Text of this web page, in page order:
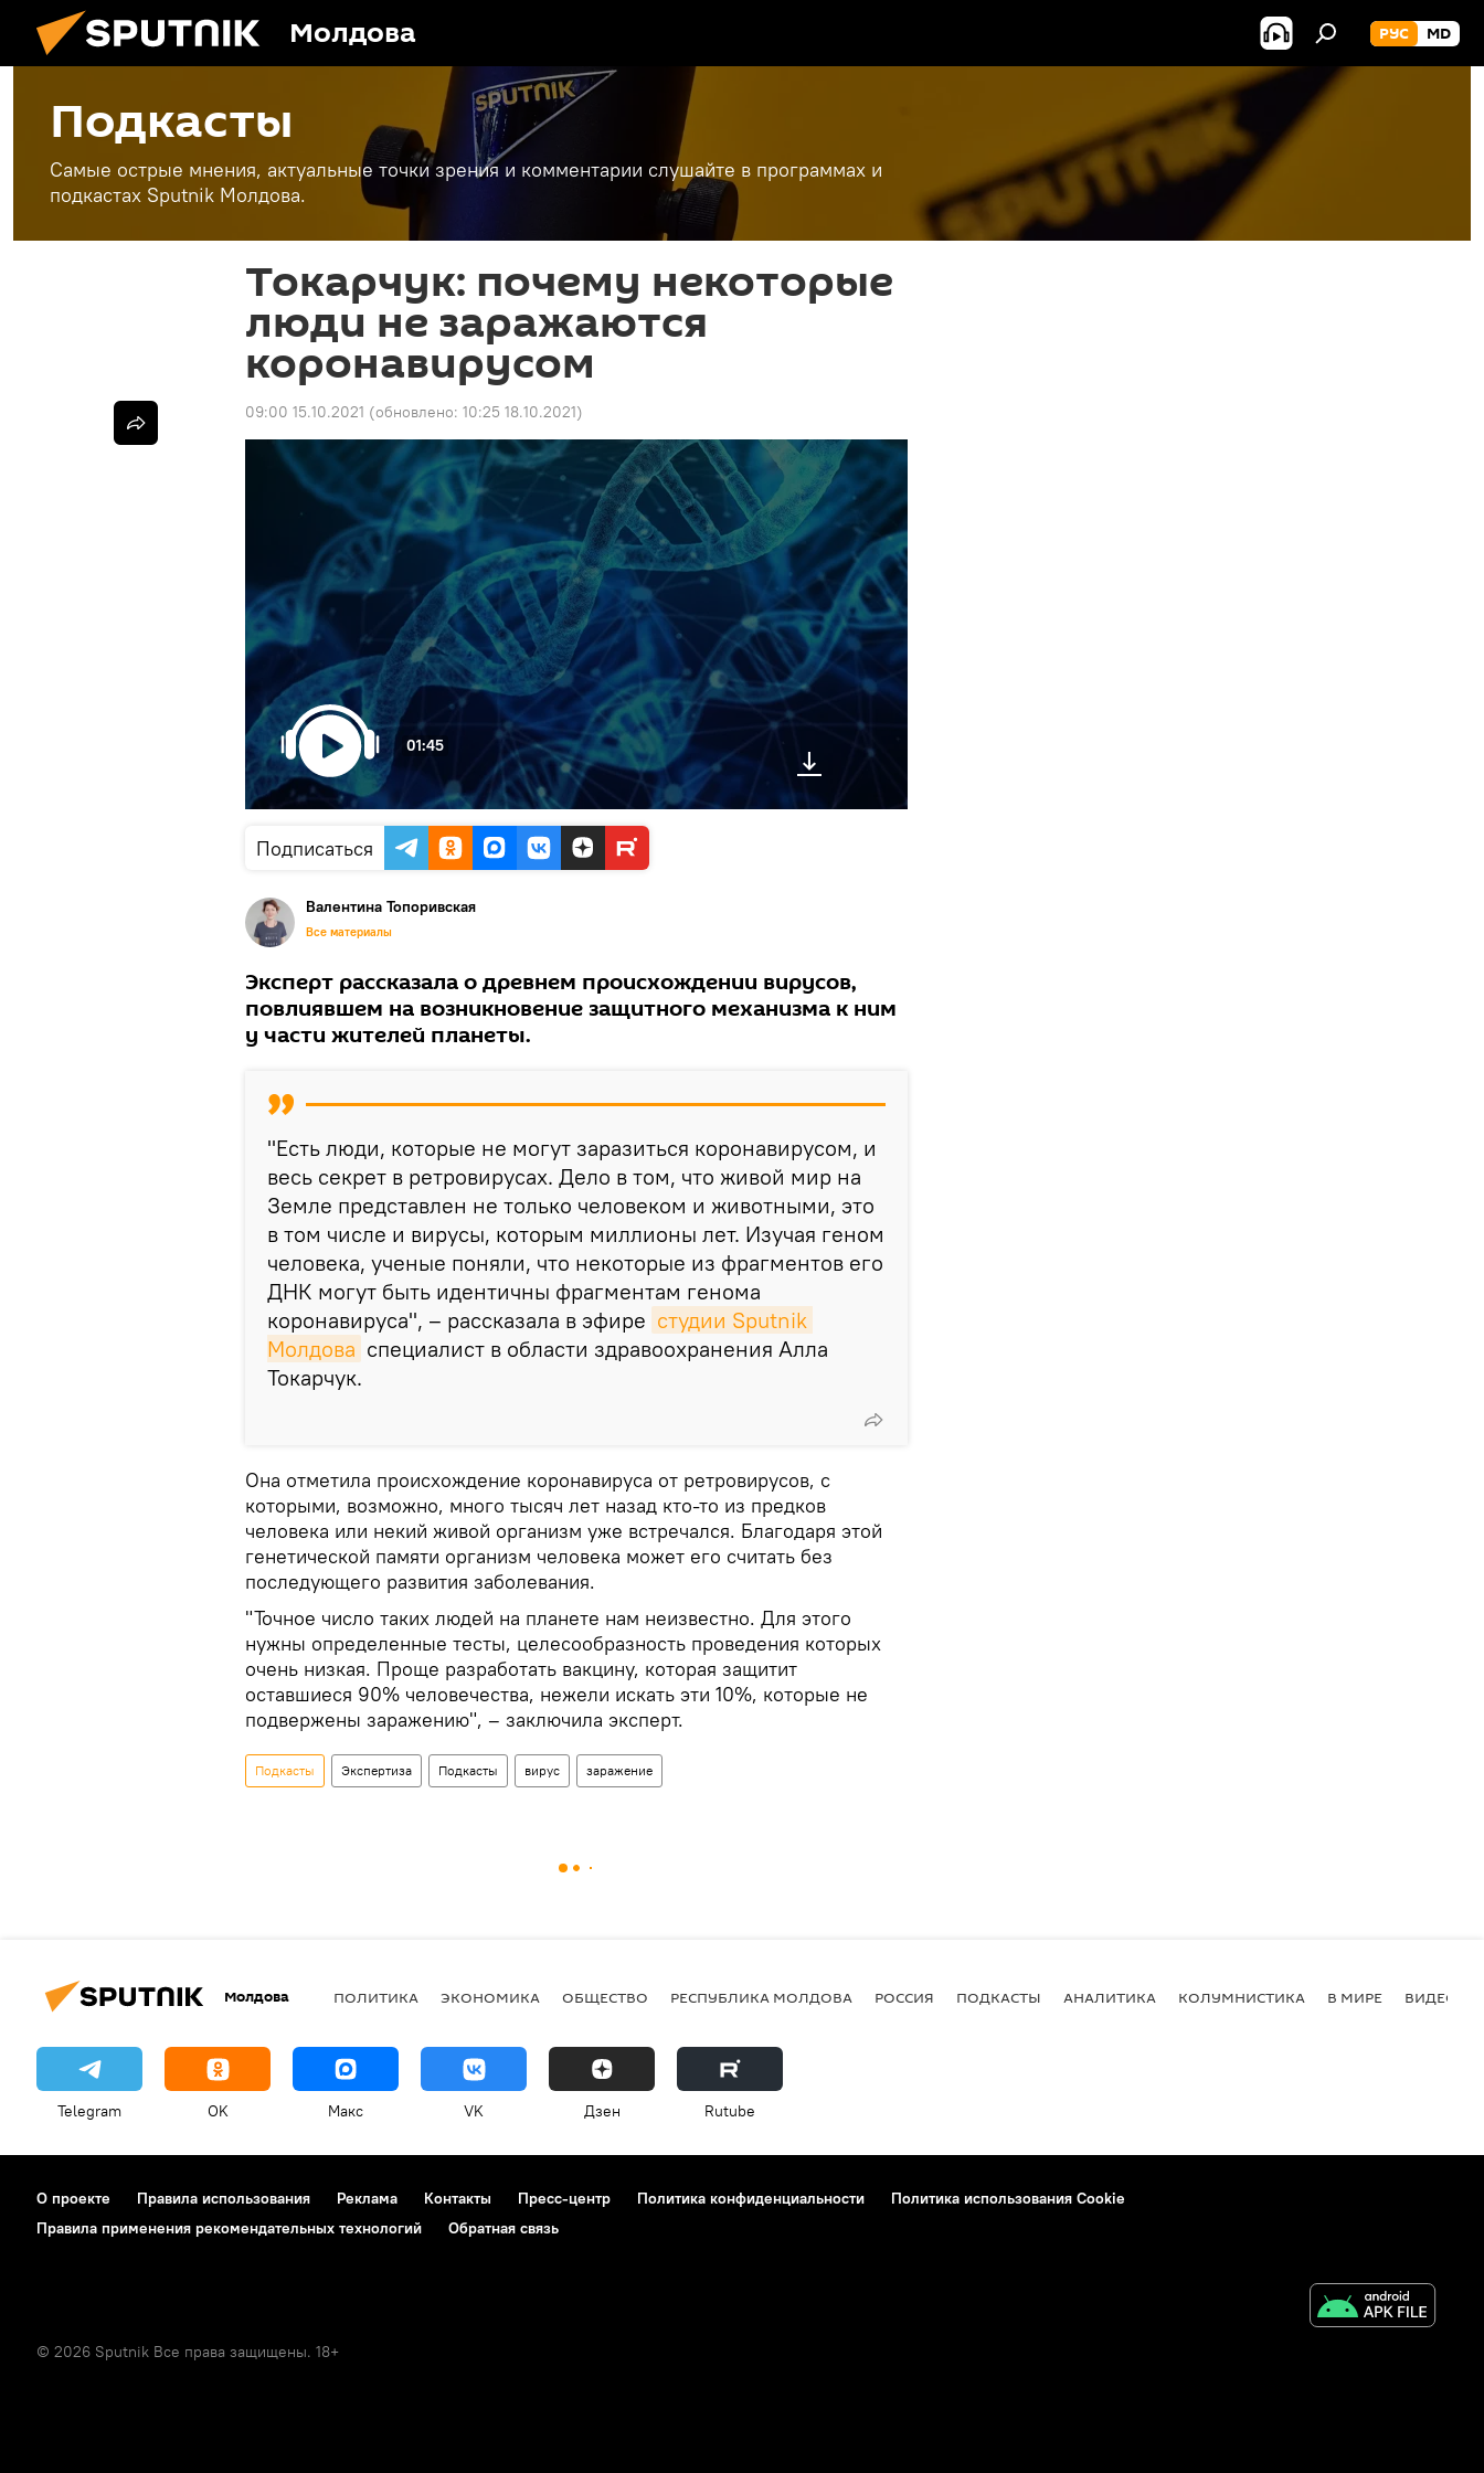
Молдова РУС MD
Подкасты
Самые острые мнения, актуальные точки зрения и комментарии слушайте в программах и
подкастах Sputnik Молдова.
Токарчук: почему некоторые
люди не заражаются
коронавирусом
09:00 15.10.2021 (обновлено: 10:25 18.10.2021)
01:45
Подписаться
Валентина Топоривская
Все материалы
Эксперт рассказала о древнем происхождении вирусов,
повлиявшем на возникновение защитного механизма к ним
у части жителей планеты.
"Есть люди, которые не могут заразиться коронавирусом, и
весь секрет в ретровирусах. Дело в том, что живой мир на
Земле представлен не только человеком и животными, это
в том числе и вирусы, которым миллионы лет. Изучая геном
человека, ученые поняли, что некоторые из фрагментов его
ДНК могут быть идентичны фрагментам генома
коронавируса", – рассказала в эфире студии Sputnik
Молдова специалист в области здравоохранения Алла
Токарчук.
Она отметила происхождение коронавируса от ретровирусов, с
которыми, возможно, много тысяч лет назад кто-то из предков
человека или некий живой организм уже встречался. Благодаря этой
генетической памяти организм человека может его считать без
последующего развития заболевания.
"Точное число таких людей на планете нам неизвестно. Для этого
нужны определенные тесты, целесообразность проведения которых
очень низкая. Проще разработать вакцину, которая защитит
оставшиеся 90% человечества, нежели искать эти 10%, которые не
подвержены заражению", – заключила эксперт.
Подкасты Экспертиза Подкасты вирус заражение
Молдова ПОЛИТИКА ЭКОНОМИКА ОБЩЕСТВО РЕСПУБЛИКА МОЛДОВА РОССИЯ ПОДКАСТЫ АНАЛИТИКА КОЛУМНИСТИКА В МИРЕ ВИДЕО
Telegram OK Макс VK Дзен Rutube
О проекте Правила использования Реклама Контакты Пресс-центр Политика конфиденциальности
Политика использования Cookie
Правила применения рекомендательных технологий
Обратная связь
© 2026 Sputnik Все права защищены. 18+